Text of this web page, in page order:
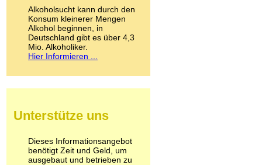
LSD
Marihuana
Medikamente
Meskalin
Metamphetamin
Methadon
Pilze
Psychopharmaka
Schlafmittel
Schmerzmittel
Alkoholsucht kann durch den
Konsum kleinerer Mengen
Alkohol beginnen, in
Deutschland gibt es über 4,3
Mio. Alkoholiker.
Hier Informieren ...
Unterstütze uns
Dieses Informationsangebot
benötigt Zeit und Geld, um
ausgebaut und betrieben zu